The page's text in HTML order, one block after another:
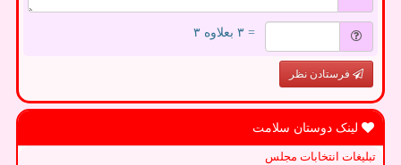
= ۳ بعلاوه ۳
فرستادن نظر
لینک دوستان سلامت
تبلیغات انتخابات مجلس